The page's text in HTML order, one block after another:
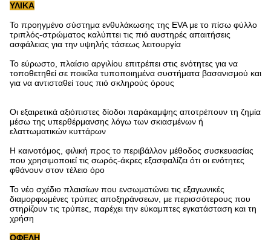
ΥΛΙΚΑ
Το προηγμένο σύστημα ενθυλάκωσης της EVA με το πίσω φύλλο
τριπλός-στρώματος καλύπτει τις πιό αυστηρές απαιτήσεις
ασφάλειας για την υψηλής τάσεως λειτουργία
Το εύρωστο, πλαίσιο αργιλίου επιτρέπει στις ενότητες για να
τοποθετηθεί σε ποικίλα τυποποιημένα συστήματα βασανισμού και
για να αντισταθεί τους πιό σκληρούς όρους
Οι εξαιρετικά αξιόπιστες δίοδοι παράκαμψης αποτρέπουν τη ζημία
μέσω της υπερθέρμανσης λόγω των σκιασμένων ή
ελαττωματικών κυττάρων
Η καινοτόμος, φιλική προς το περιβάλλον μέθοδος συσκευασίας
που χρησιμοποιεί τις σωρός-άκρες εξασφαλίζει ότι οι ενότητες
φθάνουν στον τέλειο όρο
Το νέο σχέδιο πλαισίων που ενσωματώνει τις εξαγωνικές
διαμορφωμένες τρύπες αποξηράνσεων, με περισσότερους που
στηρίζουν τις τρύπες, παρέχει την εύκαμπτες εγκατάσταση και τη
χρήση
ΟΦΕΛΗ